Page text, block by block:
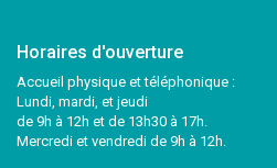
Horaires d'ouverture
Accueil physique et téléphonique :
Lundi, mardi, et jeudi
de 9h à 12h et de 13h30 à 17h.
Mercredi et vendredi de 9h à 12h.